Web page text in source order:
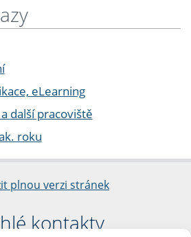
eLearning
další pracoviště
roku
plnou verzi stránek
kontakty